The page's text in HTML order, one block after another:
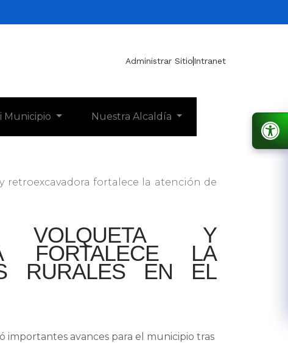
Administrar SitioIntranet
Municipio Nuestra Alcaldía
retroexcavadora fortalece la atención de
Y
FORTALECE LA
RURALES EN EL
importantes avances para el municipio tras